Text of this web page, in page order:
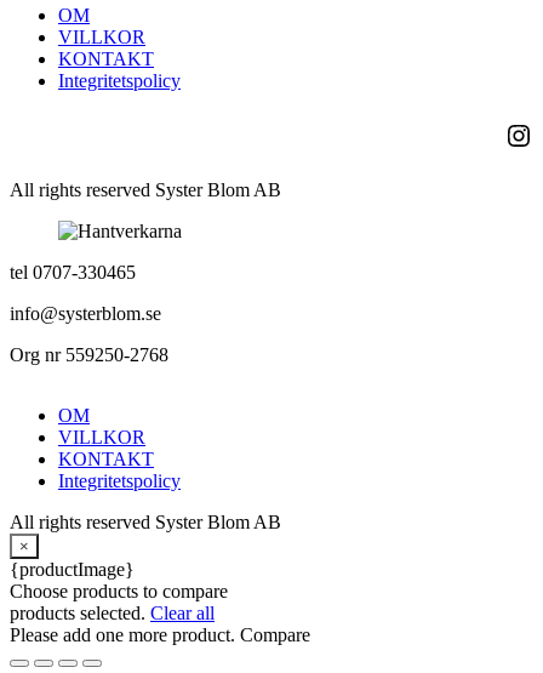
OM
VILLKOR
KONTAKT
Integritetspolicy
All rights reserved Syster Blom AB
tel 0707-330465
info@systerblom.se
Org nr 559250-2768
OM
VILLKOR
KONTAKT
Integritetspolicy
All rights reserved Syster Blom AB
×
{productImage}
Choose products to compare
products selected. Clear all
Please add one more product. Compare